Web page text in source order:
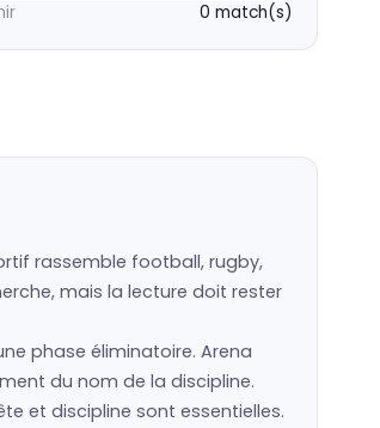
0 match(s)
rassemble football, rugby,
mais la lecture doit rester
phase éliminatoire. Arena
du nom de la discipline.
et discipline sont essentielles.